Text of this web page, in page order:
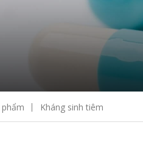
Kháng sinh tiêm